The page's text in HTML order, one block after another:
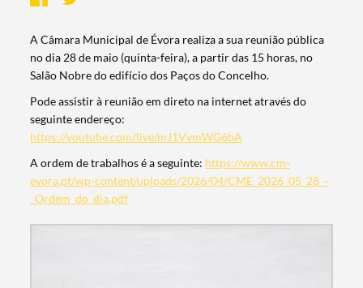
A Câmara Municipal de Évora realiza a sua reunião pública
no dia 28 de maio (quinta-feira), a partir das 15 horas, no
Salão Nobre do edifício dos Paços do Concelho.
Pode assistir à reunião em direto na internet através do
seguinte endereço:
https://youtube.com/live/mJ1VvmWG6bA
A ordem de trabalhos é a seguinte: https://www.cm-
evora.pt/wp-content/uploads/2026/04/CME_2026_05_28_-
_Ordem_do_dia.pdf